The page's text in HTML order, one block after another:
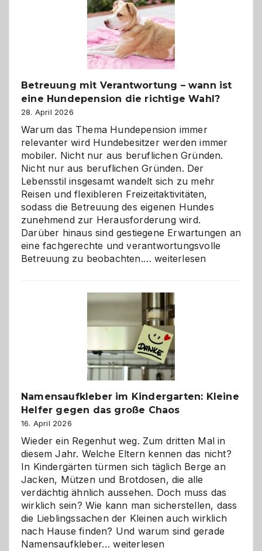
Betreuung mit Verantwortung – wann ist
eine Hundepension die richtige Wahl?
28. April 2026
Warum das Thema Hundepension immer
relevanter wird Hundebesitzer werden immer
mobiler. Nicht nur aus beruflichen Gründen.
Nicht nur aus beruflichen Gründen. Der
Lebensstil insgesamt wandelt sich zu mehr
Reisen und flexibleren Freizeitaktivitäten,
sodass die Betreuung des eigenen Hundes
zunehmend zur Herausforderung wird.
Darüber hinaus sind gestiegene Erwartungen an
eine fachgerechte und verantwortungsvolle
Betreuung zu beobachten.…Betreuung
wann
ist
eine
Hundepension
die
richtige
weiterlesen
Namensaufkleber im Kindergarten: Kleine
Helfer gegen das große Chaos
16. April 2026
Wieder ein Regenhut weg. Zum dritten Mal in
diesem Jahr. Welche Eltern kennen das nicht?
In Kindergärten türmen sich täglich Berge an
Jacken, Mützen und Brotdosen, die alle
verdächtig ähnlich aussehen. Doch muss das
wirklich sein? Wie kann man sicherstellen, dass
die Lieblingssachen der Kleinen auch wirklich
nach Hause finden? Und warum sind gerade
Namensaufkleber…Namensaufkleber
weiterlesen